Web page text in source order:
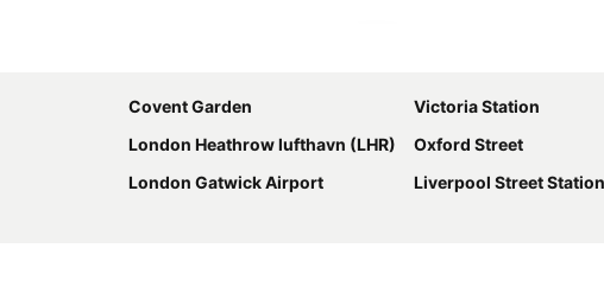
Covent Garden
Victoria Station
London Heathrow lufthavn (LHR)
Oxford Street
London Gatwick Airport
Liverpool Street Station